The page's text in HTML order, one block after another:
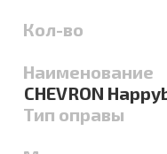
Кол-во
Наименование
CHEVRON
Тип оправы